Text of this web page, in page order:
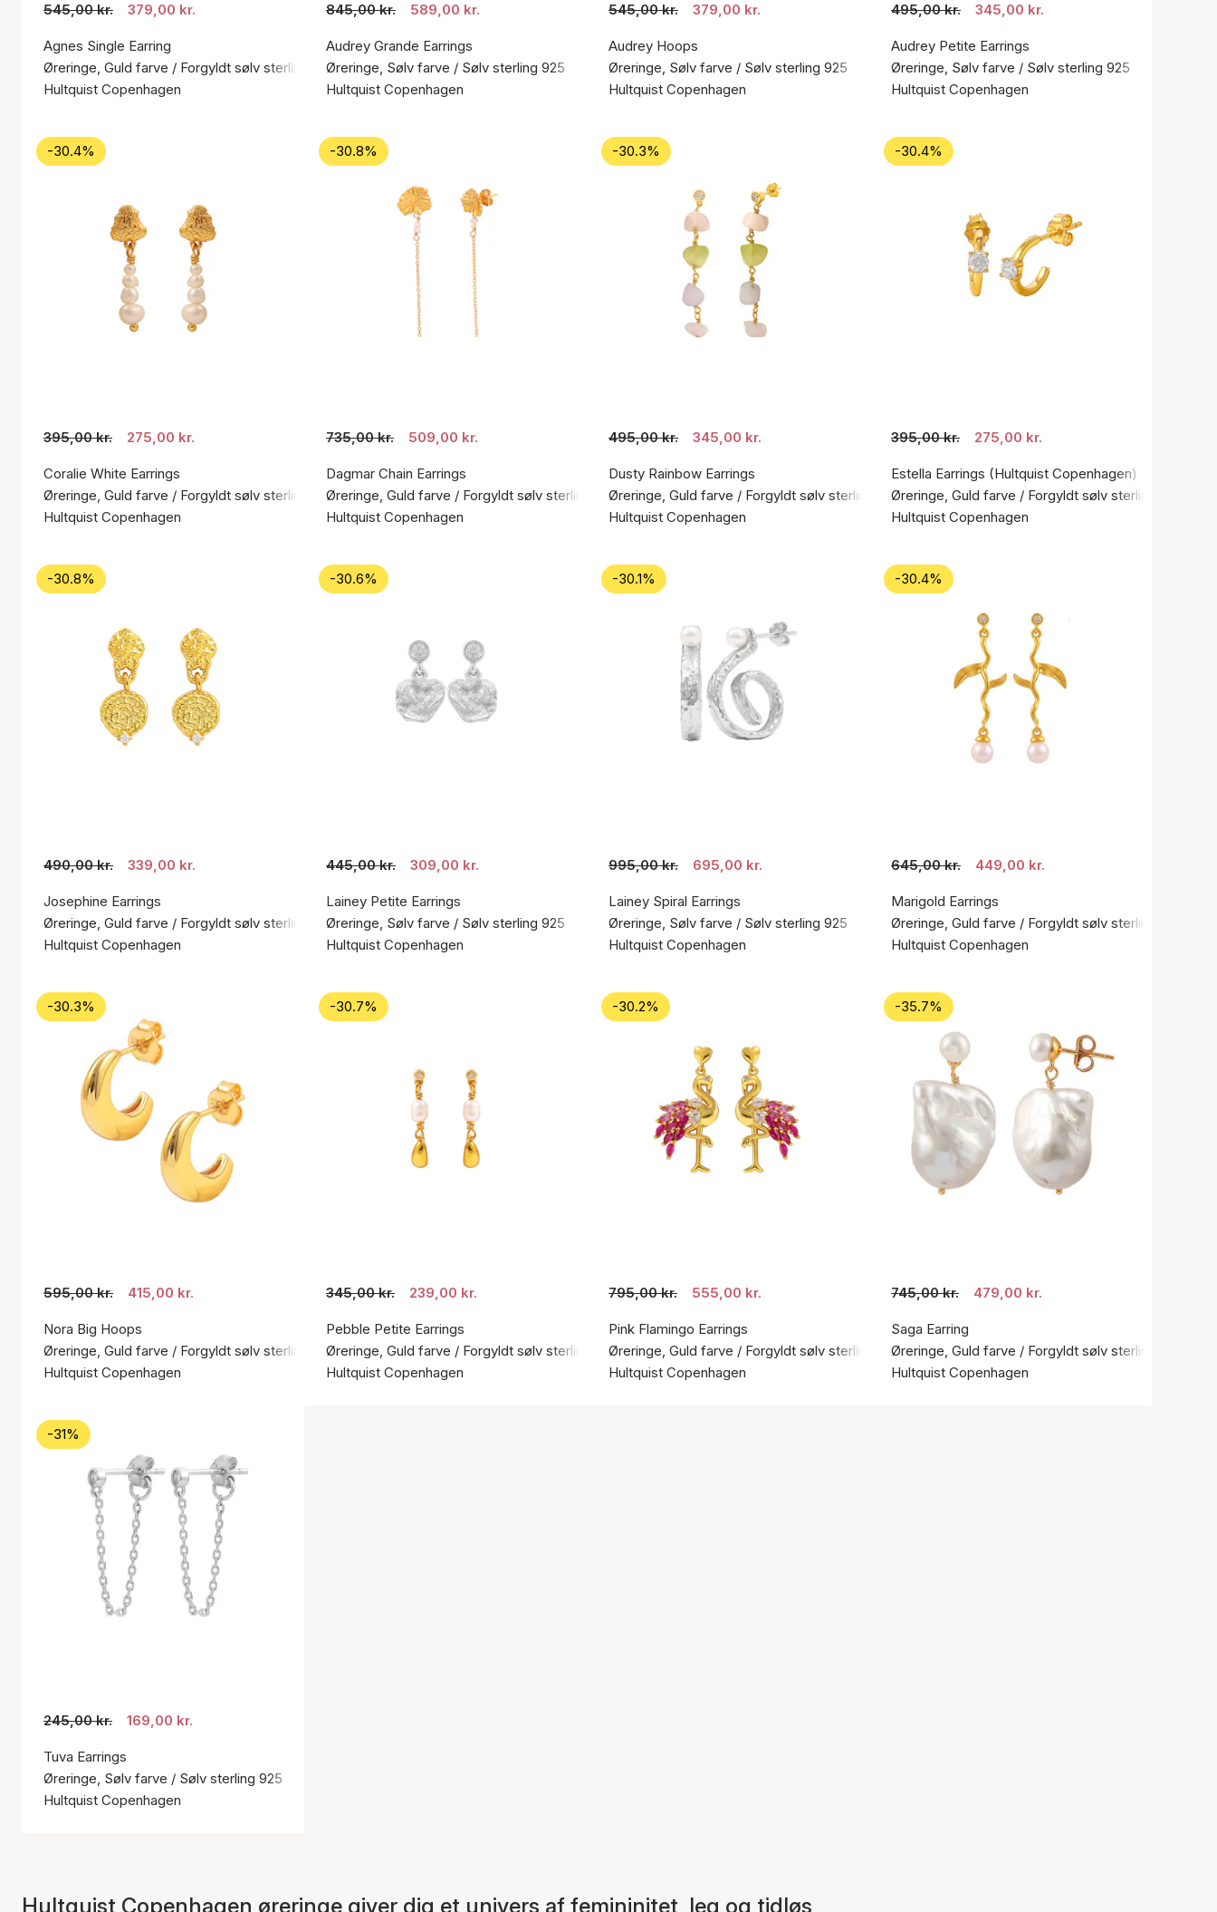
545,00 kr. 379,00 kr.
Agnes Single Earring
Øreringe, Guld farve / Forgyldt sølv sterling 925
Hultquist Copenhagen
845,00 kr. 589,00 kr.
Audrey Grande Earrings
Øreringe, Sølv farve / Sølv sterling 925
Hultquist Copenhagen
545,00 kr. 379,00 kr.
Audrey Hoops
Øreringe, Sølv farve / Sølv sterling 925
Hultquist Copenhagen
495,00 kr. 345,00 kr.
Audrey Petite Earrings
Øreringe, Sølv farve / Sølv sterling 925
Hultquist Copenhagen
-30.4%
395,00 kr. 275,00 kr.
Coralie White Earrings
Øreringe, Guld farve / Forgyldt sølv sterling 925
Hultquist Copenhagen
-30.8%
735,00 kr. 509,00 kr.
Dagmar Chain Earrings
Øreringe, Guld farve / Forgyldt sølv sterling 925
Hultquist Copenhagen
-30.3%
495,00 kr. 345,00 kr.
Dusty Rainbow Earrings
Øreringe, Guld farve / Forgyldt sølv sterling 925
Hultquist Copenhagen
-30.4%
395,00 kr. 275,00 kr.
Estella Earrings (Hultquist Copenhagen)
Øreringe, Guld farve / Forgyldt sølv sterling 925
Hultquist Copenhagen
-30.8%
490,00 kr. 339,00 kr.
Josephine Earrings
Øreringe, Guld farve / Forgyldt sølv sterling 925
Hultquist Copenhagen
-30.6%
445,00 kr. 309,00 kr.
Lainey Petite Earrings
Øreringe, Sølv farve / Sølv sterling 925
Hultquist Copenhagen
-30.1%
995,00 kr. 695,00 kr.
Lainey Spiral Earrings
Øreringe, Sølv farve / Sølv sterling 925
Hultquist Copenhagen
-30.4%
645,00 kr. 449,00 kr.
Marigold Earrings
Øreringe, Guld farve / Forgyldt sølv sterling 925
Hultquist Copenhagen
-30.3%
595,00 kr. 415,00 kr.
Nora Big Hoops
Øreringe, Guld farve / Forgyldt sølv sterling 925
Hultquist Copenhagen
-30.7%
345,00 kr. 239,00 kr.
Pebble Petite Earrings
Øreringe, Guld farve / Forgyldt sølv sterling 925
Hultquist Copenhagen
-30.2%
795,00 kr. 555,00 kr.
Pink Flamingo Earrings
Øreringe, Guld farve / Forgyldt sølv sterling 925
Hultquist Copenhagen
-35.7%
745,00 kr. 479,00 kr.
Saga Earring
Øreringe, Guld farve / Forgyldt sølv sterling 925
Hultquist Copenhagen
-31%
245,00 kr. 169,00 kr.
Tuva Earrings
Øreringe, Sølv farve / Sølv sterling 925
Hultquist Copenhagen
Hultquist Copenhagen øreringe giver dig et univers af femininitet, leg og tidløs